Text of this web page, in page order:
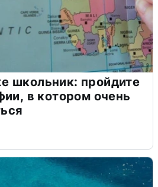
школьник: пройдите
в котором очень